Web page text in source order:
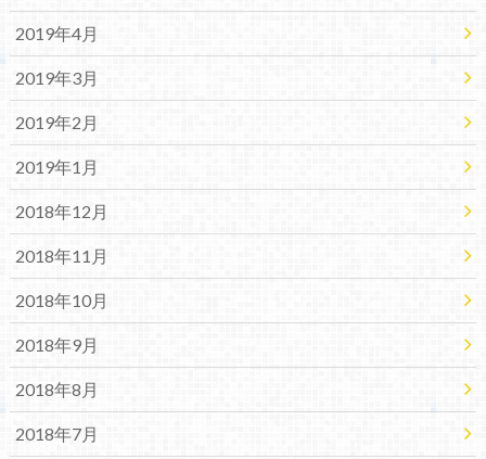
2019年4月
2019年3月
2019年2月
2019年1月
2018年12月
2018年11月
2018年10月
2018年9月
2018年8月
2018年7月